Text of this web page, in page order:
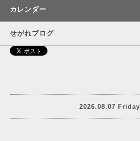
カレンダー
せがれブログ
2026.08.07 Friday